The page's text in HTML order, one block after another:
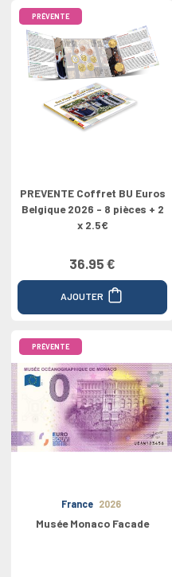
PRÉVENTE
PREVENTE Coffret BU Euros
Belgique 2026 - 8 pièces + 2
x 2.5€
36.95 €
AJOUTER
PRÉVENTE
France 2026
Musée Monaco Facade